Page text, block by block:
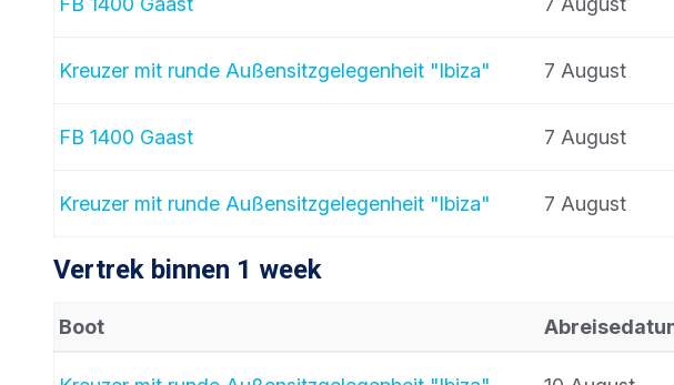
Kreuzer mit runde Außensitzgelegenheit "Ibiza" 7 August
FB 1400 Gaast 7 August
Kreuzer mit runde Außensitzgelegenheit "Ibiza" 7 August
Vertrek binnen 1 week
Boot